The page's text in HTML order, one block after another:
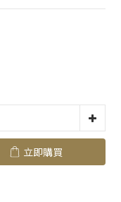
立即購買